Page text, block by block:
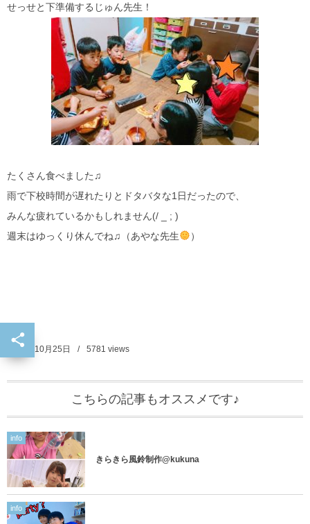
せっせと下準備するじゅん先生！
たくさん食べました♫
雨で下校時間が遅れたりとドタバタな1日だったので、
みんな疲れているかもしれません(/ _ ; )
週末はゆっくり休んでね♫（あやな先生
）
2019年10月25日 5781 views
こちらの記事もオススメです♪
info
きらきら風鈴制作@kukuna
info